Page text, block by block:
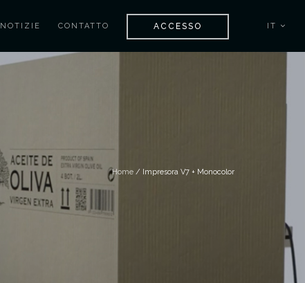
NOTIZIE CONTATTO ACCESSO IT
Home / Impresora V7 + Monocolor